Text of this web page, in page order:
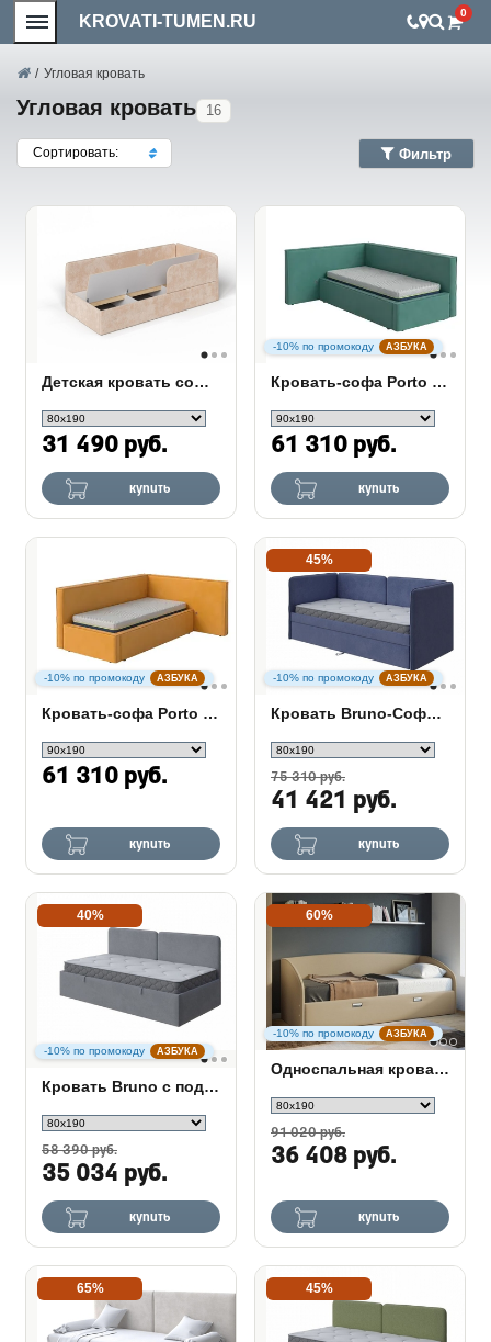
KROVATI-TUMEN.RU 0
/ Угловая кровать
Угловая кровать 16
Сортировать: Фильтр
Детская кровать софа Umka
31 490 руб.
купить
-10% по промокоду АЗБУКА
Кровать-софа Porto (правая)
61 310 руб.
купить
-10% по промокоду АЗБУКА
Кровать-софа Porto (левая)
61 310 руб.
купить
-10% по промокоду АЗБУКА
45%
Кровать Bruno-Софа с дополнительным местом
75 310 руб.
41 421 руб.
купить
-10% по промокоду АЗБУКА
40%
Кровать Bruno с подъемным механизмом
58 390 руб.
35 034 руб.
купить
-10% по промокоду АЗБУКА
60%
Односпальная кровать Bono
91 020 руб.
36 408 руб.
купить
65% 45%